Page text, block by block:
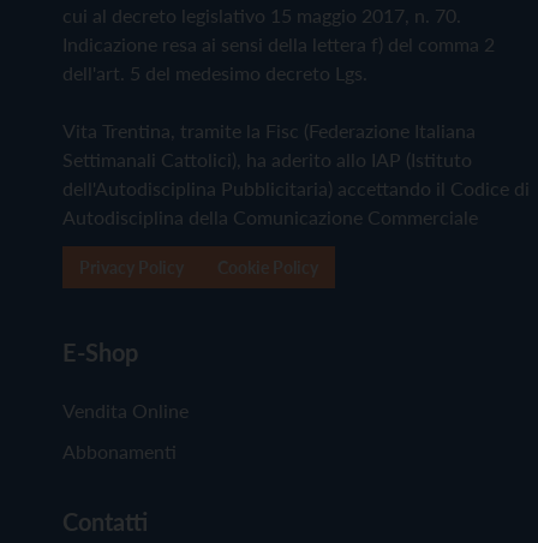
cui al decreto legislativo 15 maggio 2017, n. 70.
Indicazione resa ai sensi della lettera f) del comma 2
dell'art. 5 del medesimo decreto Lgs.
Vita Trentina, tramite la Fisc (Federazione Italiana
Settimanali Cattolici), ha aderito allo IAP (Istituto
dell'Autodisciplina Pubblicitaria) accettando il Codice di
Autodisciplina della Comunicazione Commerciale
E-Shop
Vendita Online
Abbonamenti
Contatti